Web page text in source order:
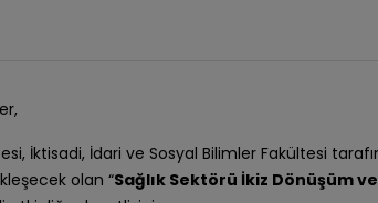
İktisadi, İdari ve Sosyal Bilimler Fakültesi
olan “Sağlık Sektörü İkiz Dönüşüm